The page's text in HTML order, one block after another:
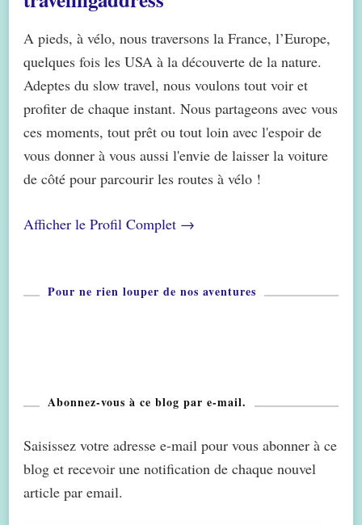
A pieds, à vélo, nous traversons la France, l’Europe,
quelques fois les USA à la découverte de la nature.
Adeptes du slow travel, nous voulons tout voir et
profiter de chaque instant. Nous partageons avec vous
ces moments, tout prêt ou tout loin avec l'espoir de
vous donner à vous aussi l'envie de laisser la voiture
de côté pour parcourir les routes à vélo !
Afficher le Profil Complet →
Pour ne rien louper de nos aventures
Abonnez-vous à ce blog par e-mail.
Saisissez votre adresse e-mail pour vous abonner à ce
blog et recevoir une notification de chaque nouvel
article par email.